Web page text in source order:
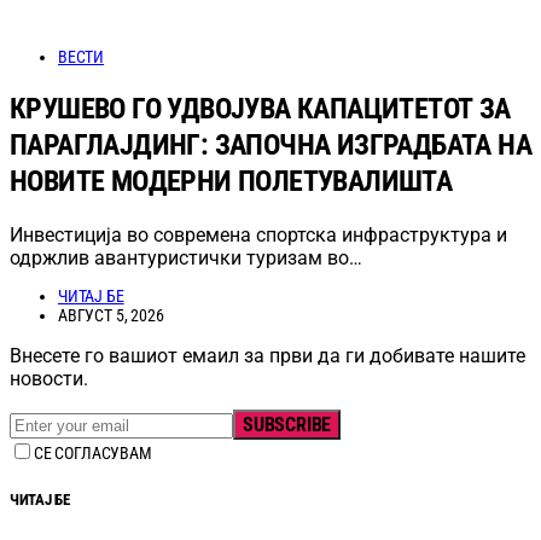
ВЕСТИ
КРУШЕВО ГО УДВОЈУВА КАПАЦИТЕТОТ ЗА
ПАРАГЛАЈДИНГ: ЗАПОЧНА ИЗГРАДБАТА НА
НОВИТЕ МОДЕРНИ ПОЛЕТУВАЛИШТА
Инвестиција во современа спортска инфраструктура и
одржлив авантуристички туризам во…
ЧИТАЈ БЕ
АВГУСТ 5, 2026
Внесете го вашиот емаил за први да ги добивате нашите
новости.
SUBSCRIBE
СЕ СОГЛАСУВАМ
ЧИТАЈ БЕ